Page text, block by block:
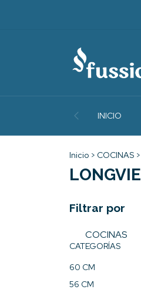
INICIO
Inicio > COCINAS >
LONGVIE
Filtrar por
COCINAS
CATEGORÍAS
60 CM
56 CM